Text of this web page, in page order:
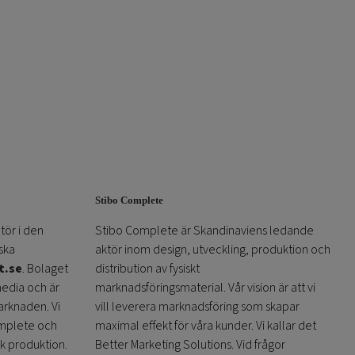
i den
. Bolaget
och är
Vi
och
produktion.
Stibo Complete
Stibo Complete är Skandinaviens ledande
aktör inom design, utveckling, produktion och
distribution av fysiskt
marknadsföringsmaterial. Vår vision är att vi
vill leverera marknadsföring som skapar
maximal effekt för våra kunder. Vi kallar det
Better Marketing Solutions. Vid frågor